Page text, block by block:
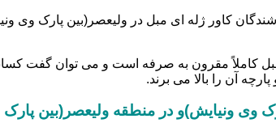
کاور ژله ای مبل در ولیعصر(بین پارک وی
کاملاً مقرون به صرفه است و می توان گفت
آن را بالا می برند.
وی ونیایش)و در منطقه ولیعصر(بین